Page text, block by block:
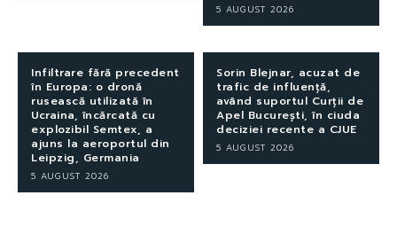
5 AUGUST 2026
Infiltrare fără precedent
în Europa: o dronă
rusească utilizată în
Ucraina, încărcată cu
explozibil Semtex, a
ajuns la aeroportul din
Leipzig, Germania
5 AUGUST 2026
Sorin Blejnar, acuzat de
trafic de influență,
având suportul Curții de
Apel București, în ciuda
deciziei recente a CJUE
5 AUGUST 2026